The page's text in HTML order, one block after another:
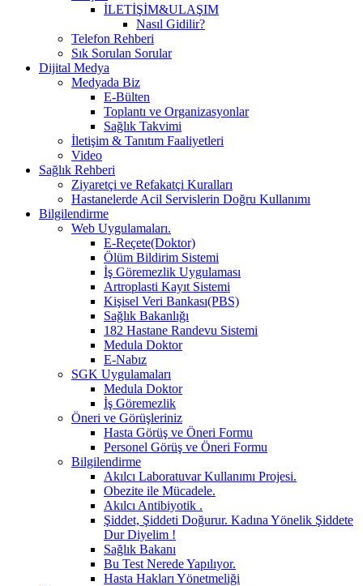
İLETİŞİM&ULAŞIM
Nasıl Gidilir?
Telefon Rehberi
Sık Sorulan Sorular
Dijital Medya
Medyada Biz
E-Bülten
Toplantı ve Organizasyonlar
Sağlık Takvimi
İletişim & Tanıtım Faaliyetleri
Video
Sağlık Rehberi
Ziyaretçi ve Refakatçi Kuralları
Hastanelerde Acil Servislerin Doğru Kullanımı
Bilgilendirme
Web Uygulamaları.
E-Reçete(Doktor)
Ölüm Bildirim Sistemi
İş Göremezlik Uygulaması
Artroplasti Kayıt Sistemi
Kişisel Veri Bankası(PBS)
Sağlık Bakanlığı
182 Hastane Randevu Sistemi
Medula Doktor
E-Nabız
SGK Uygulamaları
Medula Doktor
İş Göremezlik
Öneri ve Görüşleriniz
Hasta Görüş ve Öneri Formu
Personel Görüş ve Öneri Formu
Bilgilendirme
Akılcı Laboratuvar Kullanımı Projesi.
Obezite ile Mücadele.
Akılcı Antibiyotik .
Şiddet, Şiddeti Doğurur. Kadına Yönelik Şiddete
Dur Diyelim !
Sağlık Bakanı
Bu Test Nerede Yapılıyor.
Hasta Hakları Yönetmeliği